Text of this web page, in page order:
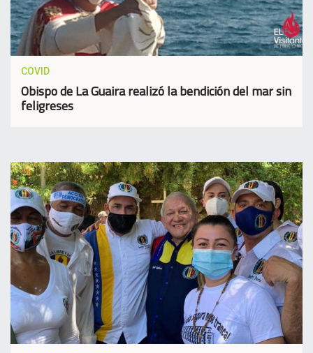
COVID
Obispo de La Guaira realizó la bendición del mar sin
feligreses